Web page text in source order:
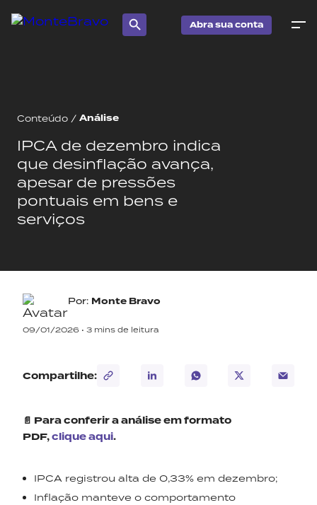
Abra sua conta
Conteúdo / Análise
IPCA de dezembro indica
que desinflação avança,
apesar de pressões
pontuais em bens e
serviços
Por: Monte Bravo
09/01/2026 • 3 mins de leitura
Compartilhe:
📄 Para conferir a análise em formato
PDF,clique aqui.
IPCA registrou alta de 0,33% em dezembro;
Inflação manteve o comportamento